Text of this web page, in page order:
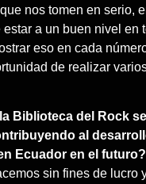
nos tomen en serio,
estar a un buen nivel en
eso en cada
de realizar
Biblioteca del Rock
al
Ecuador en el futuro?
sin fines de lucro